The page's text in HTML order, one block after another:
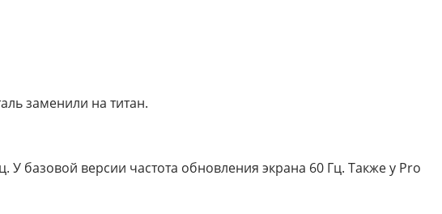
заменили на титан.
У базовой версии частота обновления экрана 60 Гц. Также у Pro